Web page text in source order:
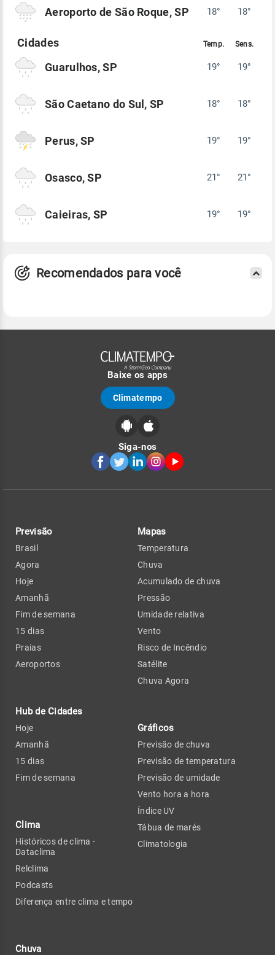
Aeroporto de São Roque, SP 18° 18°
Guarulhos, SP 19° 19°
São Caetano do Sul, SP 18° 18°
Perus, SP 19° 19°
Osasco, SP 21° 21°
Caieiras, SP 19° 19°
Recomendados para você
Baixe os apps
Climatempo
Siga-nos
Previsão
Brasil
Agora
Hoje
Amanhã
Fim de semana
15 dias
Praias
Aeroportos
Hub de Cidades
Hoje
Amanhã
15 dias
Fim de semana
Clima
Históricos de clima -
Dataclima
Relclima
Podcasts
Diferença entre clima e tempo
Chuva
Mapas
Temperatura
Chuva
Acumulado de chuva
Pressão
Umidade relativa
Vento
Risco de Incêndio
Satélite
Chuva Agora
Gráficos
Previsão de chuva
Previsão de temperatura
Previsão de umidade
Vento hora a hora
Índice UV
Tábua de marés
Climatologia